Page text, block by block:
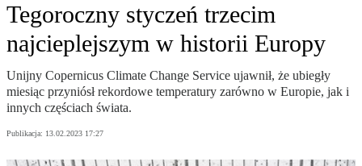
Tegoroczny styczeń trzecim
najcieplejszym w historii Europy
Unijny Copernicus Climate Change Service ujawnił, że ubiegły
miesiąc przyniósł rekordowe temperatury zarówno w Europie, jak i
innych częściach świata.
Publikacja: 13.02.2023 17:27